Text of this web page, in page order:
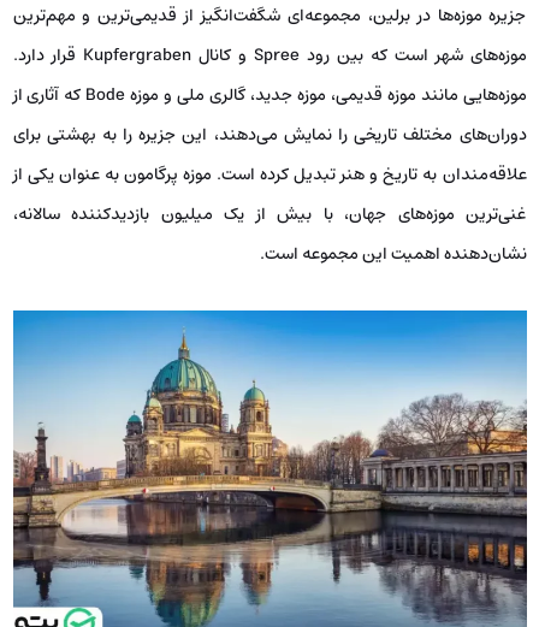
جزیره موزه‌ها در برلین، مجموعه‌ای شگفت‌انگیز از قدیمی‌ترین و مهم‌ترین
موزه‌های شهر است که بین رود Spree و کانال Kupfergraben قرار دارد.
موزه‌هایی مانند موزه قدیمی، موزه جدید، گالری ملی و موزه Bode که آثاری از
دوران‌های مختلف تاریخی را نمایش می‌دهند، این جزیره را به بهشتی برای
علاقه‌مندان به تاریخ و هنر تبدیل کرده است. موزه پرگامون به عنوان یکی از
غنی‌ترین موزه‌های جهان، با بیش از یک میلیون بازدیدکننده سالانه،
نشان‌دهنده اهمیت این مجموعه است.